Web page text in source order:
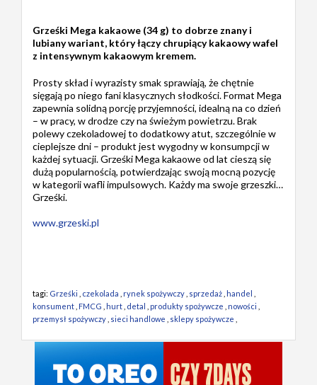
Grześki Mega kakaowe (34 g) to dobrze znany i
lubiany wariant, który łączy chrupiący kakaowy wafel
z intensywnym kakaowym kremem.
Prosty skład i wyrazisty smak sprawiają, że chętnie
sięgają po niego fani klasycznych słodkości. Format Mega
zapewnia solidną porcję przyjemności, idealną na co dzień
– w pracy, w drodze czy na świeżym powietrzu. Brak
polewy czekoladowej to dodatkowy atut, szczególnie w
cieplejsze dni – produkt jest wygodny w konsumpcji w
każdej sytuacji. Grześki Mega kakaowe od lat cieszą się
dużą popularnością, potwierdzając swoją mocną pozycję
w kategorii wafli impulsowych. Każdy ma swoje grzeszki…
Grześki.
www.grzeski.pl
tagi: Grześki czekolada rynek spożywczy sprzedaż handel
konsument FMCG hurt detal produkty spożywcze nowości
przemysł spożywczy sieci handlowe sklepy spożywcze